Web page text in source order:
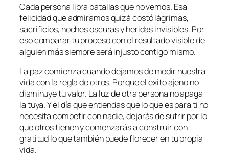
Cada persona libra batallas que no vemos. Esa
felicidad que admiramos quizá costó lágrimas,
sacrificios, noches oscuras y heridas invisibles. Por
eso comparar tu proceso con el resultado visible de
alguien más siempre será injusto contigo mismo.
La paz comienza cuando dejamos de medir nuestra
vida con la regla de otros. Porque el éxito ajeno no
disminuye tu valor. La luz de otra persona no apaga
la tuya. Y el día que entiendas que lo que es para ti no
necesita competir con nadie, dejarás de sufrir por lo
que otros tienen y comenzarás a construir con
gratitud lo que también puede florecer en tu propia
vida.